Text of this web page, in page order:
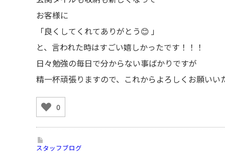
お客様に
「良くしてくれてありがとう😊 」
と、言われた時はすごい嬉しかったです！！！
日々勉強の毎日で分からない事ばかりですが
精一杯頑張りますので、これからよろしくお願いい
0
スタッフブログ